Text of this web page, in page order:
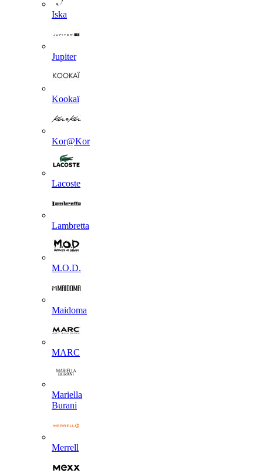
Iska
Jupiter
Kookaї
Kor@Kor
Lacoste
Lambretta
M.O.D.
Maidoma
MARC
Mariella
Burani
Merrell